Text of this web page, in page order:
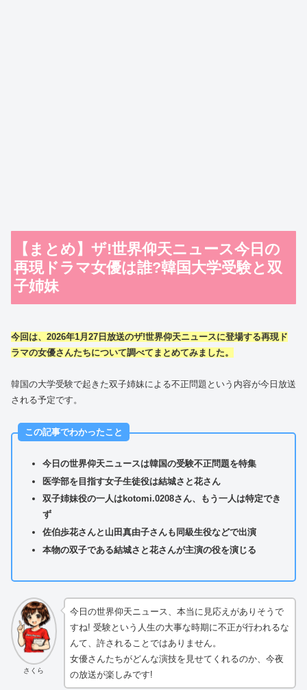
【まとめ】ザ!世界仰天ニュース今日の
再現ドラマ女優は誰?韓国大学受験と双
子姉妹
今回は、2026年1月27日放送のザ!世界仰天ニュースに登場する再現ド
ラマの女優さんたちについて調べてまとめてみました。
韓国の大学受験で起きた双子姉妹による不正問題という内容が今日放送
される予定です。
この記事でわかったこと
今日の世界仰天ニュースは韓国の受験不正問題を特集
医学部を目指す女子生徒役は結城さと花さん
双子姉妹役の一人はkotomi.0208さん、もう一人は特定でき
ず
佐伯歩花さんと山田真由子さんも同級生役などで出演
本物の双子である結城さと花さんが主演の役を演じる
さくら
今日の世界仰天ニュース、本当に見応えがありそうで
すね! 受験という人生の大事な時期に不正が行われるな
んて、許されることではありません。
女優さんたちがどんな演技を見せてくれるのか、今夜
の放送が楽しみです!